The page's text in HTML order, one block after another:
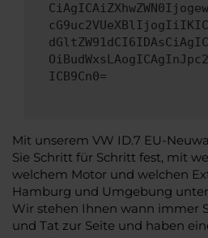
ICB9Cn0=
Mit unserem VW ID.7 EU-
Sie Schritt für Schritt fest, mit
welchem Motor und welchen
Hamburg und Umgebung
Wir stehen Ihnen wann immer
und Tat zur Seite und haben